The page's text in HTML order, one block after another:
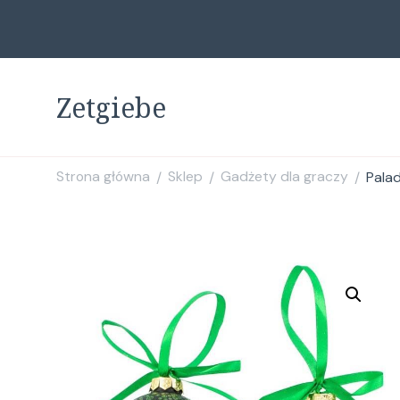
Zetgiebe
Strona główna / Sklep / Gadżety dla graczy /